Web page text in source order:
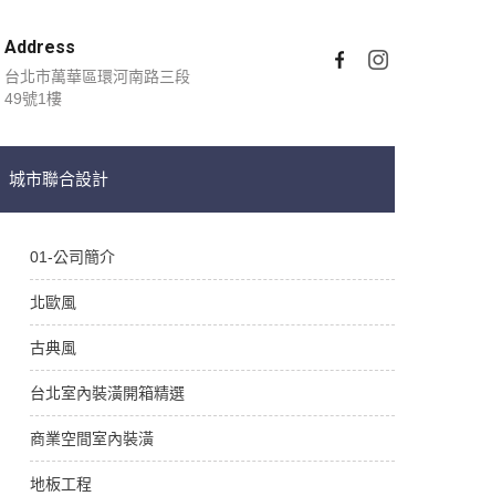
Address
台北市萬華區環河南路三段
49號1樓
城市聯合設計
01-公司簡介
北歐風
古典風
台北室內裝潢開箱精選
商業空間室內裝潢
地板工程